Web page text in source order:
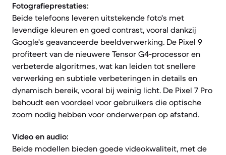
Fotografieprestaties:
Beide telefoons leveren uitstekende foto's met
levendige kleuren en goed contrast, vooral dankzij
Google's geavanceerde beeldverwerking. De Pixel 9
profiteert van de nieuwere Tensor G4-processor en
verbeterde algoritmes, wat kan leiden tot snellere
verwerking en subtiele verbeteringen in details en
dynamisch bereik, vooral bij weinig licht. De Pixel 7 Pro
behoudt een voordeel voor gebruikers die optische
zoom nodig hebben voor onderwerpen op afstand.
Video en audio:
Beide modellen bieden goede videokwaliteit, met de